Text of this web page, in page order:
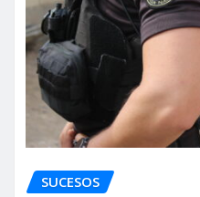
SUCESOS